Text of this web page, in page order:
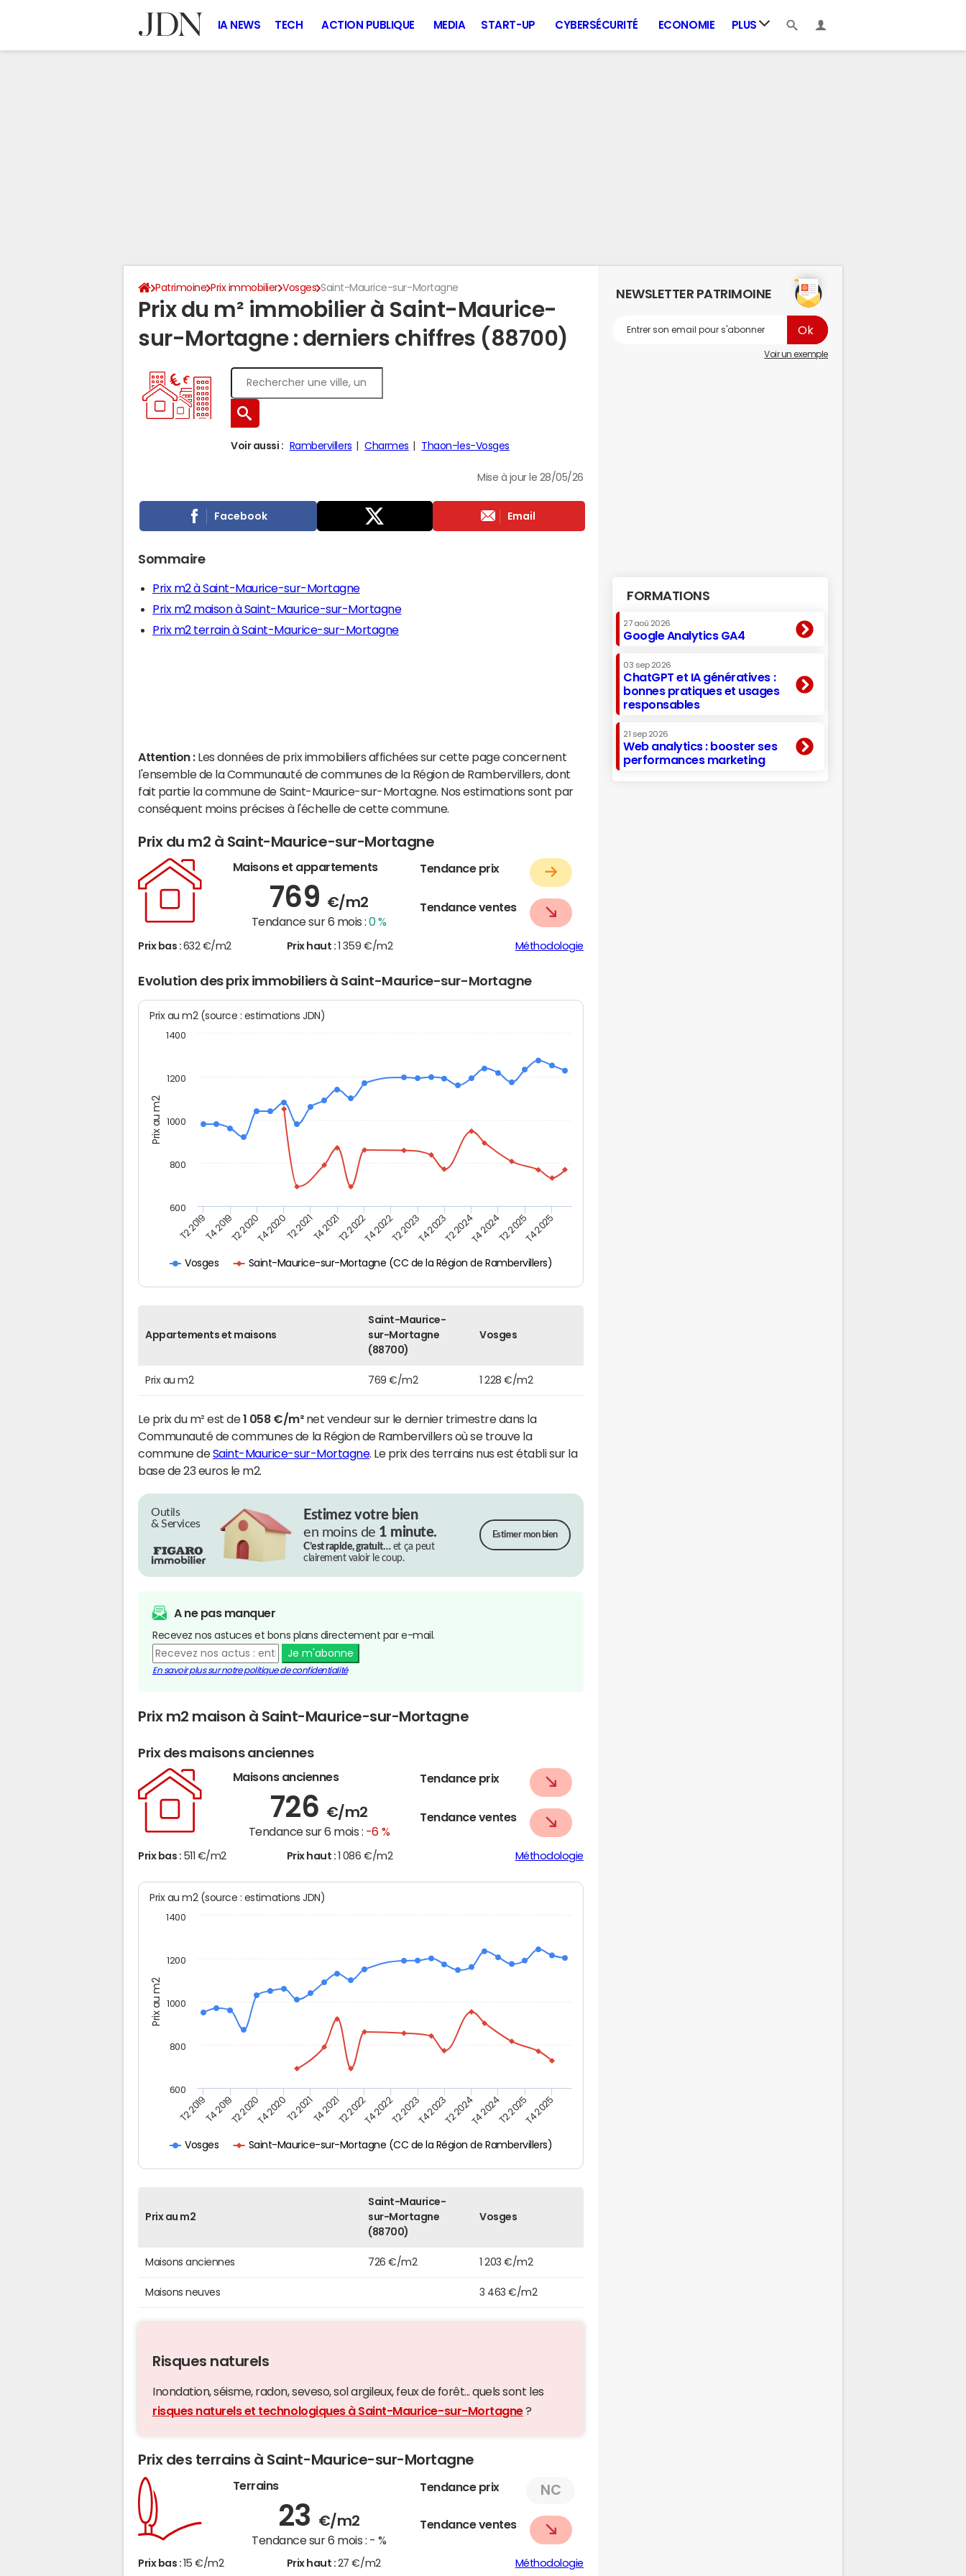
IA NEWS TECH ACTION PUBLIQUE MEDIA START-UP CYBERSÉCURITÉ ECONOMIE PLUS
Patrimoine Prix immobilier Vosges Saint-Maurice-sur-Mortagne
Prix du m² immobilier à Saint-Maurice-
sur-Mortagne : derniers chiffres (88700)
Voir aussi : Rambervillers Charmes Thaon-les-Vosges
Mise à jour le 28/05/26
Facebook Email
Sommaire
Prix m2 à Saint-Maurice-sur-Mortagne
Prix m2 maison à Saint-Maurice-sur-Mortagne
Prix m2 terrain à Saint-Maurice-sur-Mortagne
Attention : Les données de prix immobiliers affichées sur cette page concernent
l'ensemble de la Communauté de communes de la Région de Rambervillers, dont
fait partie la commune de Saint-Maurice-sur-Mortagne. Nos estimations sont par
conséquent moins précises à l'échelle de cette commune.
Prix du m2 à Saint-Maurice-sur-Mortagne
Maisons et appartements
769 €/m2
Tendance sur 6 mois :0 %
Tendance prix
Tendance ventes
Prix bas : 632 €/m2 Prix haut : 1 359 €/m2 Méthodologie
Evolution des prix immobiliers à Saint-Maurice-sur-Mortagne
Prix au m2
Prix au m2 (source : estimations JDN)
Vosges Saint-Maurice-sur-Mortagne (CC de la Région de Rambervillers)
T2 2019T4 2019T2 2020T4 2020T2 2021T4 2021T2 2022T4 2022T2 2023T4 2023T2 2024T4 2024T2 2025T4 2025
600
800
1000
1200
1400
Appartements et maisons
Saint-Maurice-
sur-Mortagne
(88700)
Vosges
Prix au m2 769 €/m2 1 228 €/m2
Le prix du m² est de1 058 €/m²net vendeur sur le dernier trimestre dans la
Communauté de communes de la Région de Rambervillers où se trouve la
commune deSaint-Maurice-sur-Mortagne. Le prix des terrains nus est établi sur la
base de 23 euros le m2.
Outils
& Services
Estimez votre bien
en moins de 1 minute.
C’est rapide, gratuit…et ça peut
clairement valoir le coup.
Estimer mon bien
A ne pas manquer
Recevez nos astuces et bons plans directement par e-mail.
Je m'abonne
En savoir plus sur notre politique de confidentialité
Prix m2 maison à Saint-Maurice-sur-Mortagne
Prix des maisons anciennes
Maisons anciennes
726 €/m2
Tendance sur 6 mois : -6 %
Tendance prix
Tendance ventes
Prix bas : 511 €/m2 Prix haut : 1 086 €/m2 Méthodologie
Prix au m2
Prix au m2 (source : estimations JDN)
Vosges Saint-Maurice-sur-Mortagne (CC de la Région de Rambervillers)
T2 2019T4 2019T2 2020T4 2020T2 2021T4 2021T2 2022T4 2022T2 2023T4 2023T2 2024T4 2024T2 2025T4 2025
600
800
1000
1200
1400
Prix au m2
Saint-Maurice-
sur-Mortagne
(88700)
Vosges
Maisons anciennes 726 €/m2 1 203 €/m2
Maisons neuves 3 463 €/m2
Risques naturels
Inondation, séisme, radon, seveso, sol argileux, feux de forêt... quels sont les
risques naturels et technologiques à Saint-Maurice-sur-Mortagne?
Prix des terrains à Saint-Maurice-sur-Mortagne
Terrains
23 €/m2
Tendance sur 6 mois : - %
Tendance prix NC
Tendance ventes
Prix bas : 15 €/m2 Prix haut : 27 €/m2 Méthodologie
NEWSLETTER PATRIMOINE
Voir un exemple
FORMATIONS
27 aoû 2026
Google Analytics GA4
03 sep 2026
ChatGPT et IA génératives :
bonnes pratiques et usages
responsables
21 sep 2026
Web analytics : booster ses
performances marketing